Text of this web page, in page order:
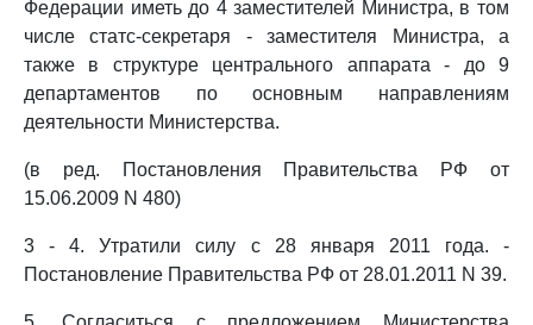
Федерации иметь до 4 заместителей Министра, в том
числе статс-секретаря - заместителя Министра, а
также в структуре центрального аппарата - до 9
департаментов по основным направлениям
деятельности Министерства.
(в ред. Постановления Правительства РФ от
15.06.2009 N 480)
3 - 4. Утратили силу с 28 января 2011 года. -
Постановление Правительства РФ от 28.01.2011 N 39.